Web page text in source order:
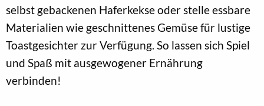
selbst gebackenen Haferkekse oder stelle essbare
Materialien wie geschnittenes Gemüse für lustige
Toastgesichter zur Verfügung. So lassen sich Spiel
und Spaß mit ausgewogener Ernährung
verbinden!